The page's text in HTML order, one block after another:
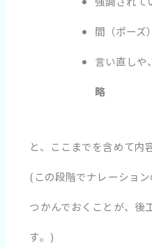
間（ポーズ
言い直しや
略
と、ここまでを含めて内
(この段階でナレーショ
つかんでおくことが、後
す。)